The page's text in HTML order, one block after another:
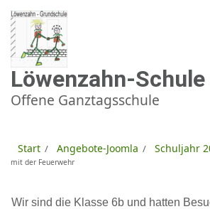
Zum
Inhalt
springen
(Enter
drücken)
Löwenzahn-Schule
Offene Ganztagsschule
Start / Angebote-Joomla / Schuljahr
mit der Feuerwehr
Wir sind die Klasse 6b und hatten